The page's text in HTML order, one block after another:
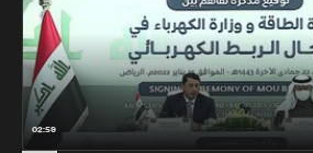
02:59